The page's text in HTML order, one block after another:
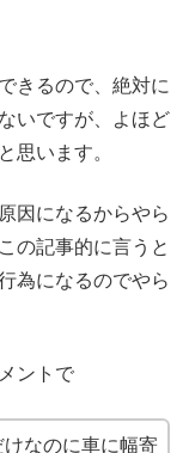
きるので、絶対に
いですが、よほど
思います。
因になるからやら
の記事的に言うと
為になるのでやら
ントで
なのに車に幅寄